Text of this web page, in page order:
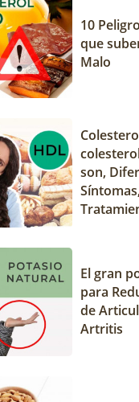
10
que
Malo
son,
El gran
para
de
Artritis